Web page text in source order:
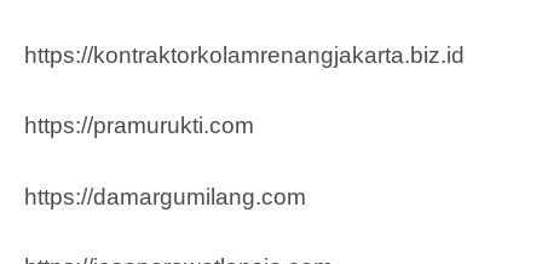
https://kontraktorkolamrenangjakarta.biz.id
https://pramurukti.com
https://damargumilang.com